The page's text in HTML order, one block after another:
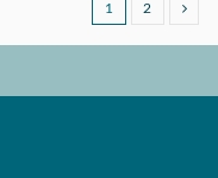
1 2